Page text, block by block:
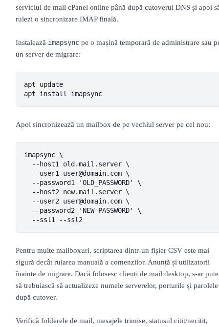
serviciul de mail cPanel online până după cutoverul DNS și apoi
rulezi o sincronizare IMAP finală.
Instalează imapsync pe o mașină temporară de administrare sau
un server de migrare:
apt update
apt install imapsync
Apoi sincronizează un mailbox de pe vechiul server pe cel nou:
imapsync \
  --host1 old.mail.server \
  --user1 user@domain.com \
  --password1 'OLD_PASSWORD' \
  --host2 new.mail.server \
  --user2 user@domain.com \
  --password2 'NEW_PASSWORD' \
  --ssl1 --ssl2
Pentru multe mailboxuri, scriptarea dintr-un fișier CSV este mai
sigură decât rularea manuală a comenzilor. Anunță și utilizatorii
înainte de migrare. Dacă folosesc clienți de mail desktop, s-ar
să trebuiască să actualizeze numele serverelor, porturile și parolele
după cutover.
Verifică folderele de mail, mesajele trimise, statusul citit/necitit,